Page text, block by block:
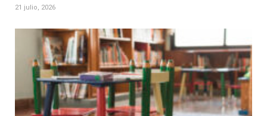
21 julio, 2026